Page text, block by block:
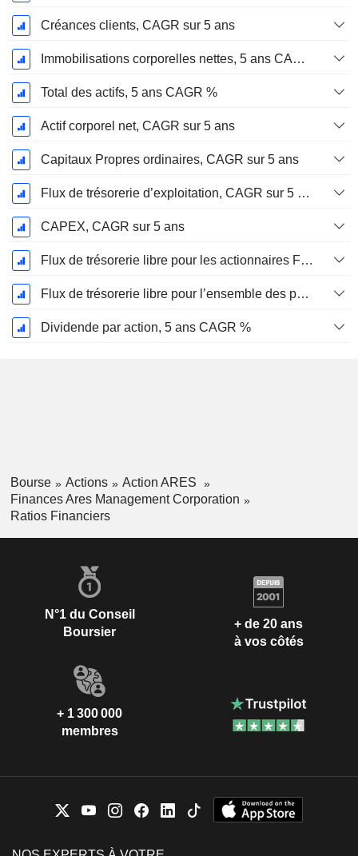
Créances clients, CAGR sur 5 ans
Immobilisations corporelles nettes, 5 ans CAGR %
Total des actifs, 5 ans CAGR %
Actif corporel net, CAGR sur 5 ans
Capitaux Propres ordinaires, CAGR sur 5 ans
Flux de trésorerie d’exploitation, CAGR sur 5 ans
CAPEX, CAGR sur 5 ans
Flux de trésorerie libre pour les actionnaires FCFE, CAGR sur 5 ans
Flux de trésorerie libre pour l’ensemble des pourvoyeurs de fonds (créanciers et actionnaires) FCFF, CAGR sur 5 ans
Dividende par action, 5 ans CAGR %
Bourse Actions
Action ARES
Finances Ares Management Corporation
Ratios Financiers
N°1 du Conseil
Boursier
+ de 20 ans
à vos côtés
+ 1 300 000
membres